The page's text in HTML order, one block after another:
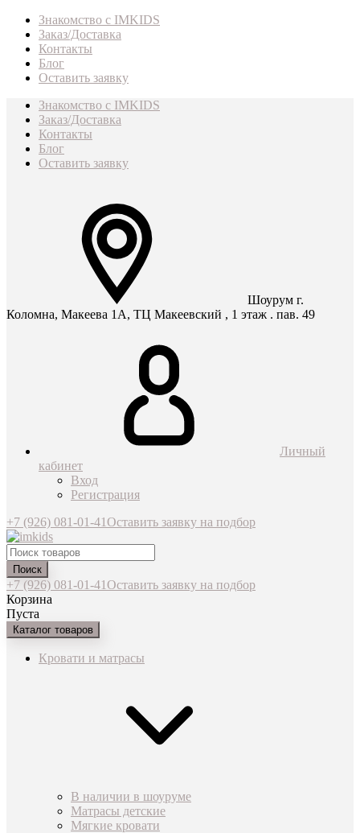
Знакомство с IMKIDS
Заказ/Доставка
Контакты
Блог
Оставить заявку
Знакомство с IMKIDS
Заказ/Доставка
Контакты
Блог
Оставить заявку
Шоурум г.
Коломна, Макеева 1А, ТЦ Макеевский , 1 этаж . пав. 49
Личный
кабинет
Вход
Регистрация
+7 (926) 081-01-41Оставить заявку на подбор
Поиск
+7 (926) 081-01-41Оставить заявку на подбор
Корзина
Пуста
Каталог товаров
Кровати и матрасы
В наличии в шоуруме
Матрасы детские
Мягкие кровати